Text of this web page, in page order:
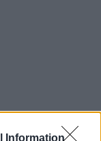
Information